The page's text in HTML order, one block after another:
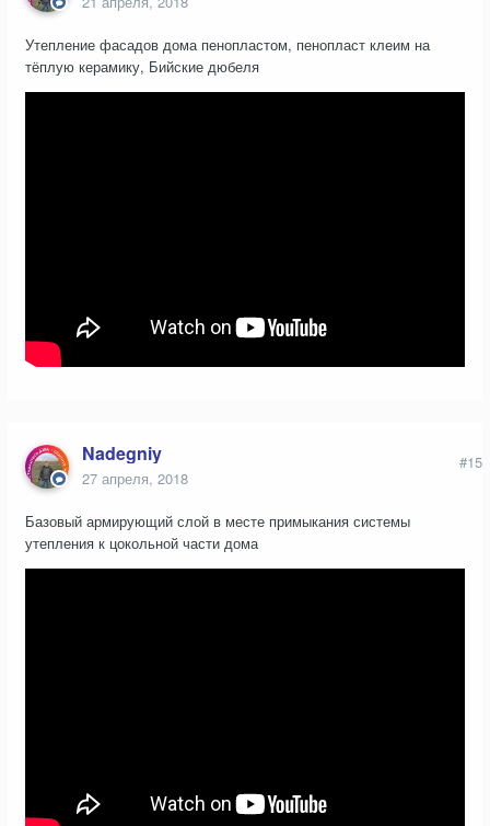
Утепление фасадов дома пенопластом, пенопласт клеим на
тёплую керамику, Бийские дюбеля
Nadegniy
27 апреля, 2018
#15
Базовый армирующий слой в месте примыкания системы
утепления к цокольной части дома